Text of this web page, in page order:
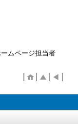
ムページ担当者